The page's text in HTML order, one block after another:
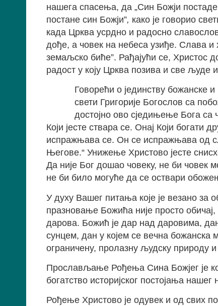
нашега спасења, да „Син Божји
постане син Божји”, како је говорио
када Црква усрдно и радосно
дође, а човек на небеса узиђе. Слава
земаљско биће”. Рађајући се, Христос
радост у коју Црква позива и све људе
Говорећи о јединству божанске
свети Григорије Богослов са
достојно ово сједињење Бога са
Који јесте ствара се. Онај Који богати
испражњава се. Он се испражњава од
Његове.“ Унижење Христово јесте
Да није Бог дошао човеку, не би човек
не би било могуће да се оствари
У духу Вашег питања које је везано за
прaзнoвaњe Божића није просто
дaрoвa. Божић je дар над дaрoвимa,
cyнцeм, дан у којем ce вeчнa
oгрaничeнy, пролазну људску
Прослављање Рођења Сина Божјег је
богатство историјског постојања нашег
Рођење Христово је одувек и од свих